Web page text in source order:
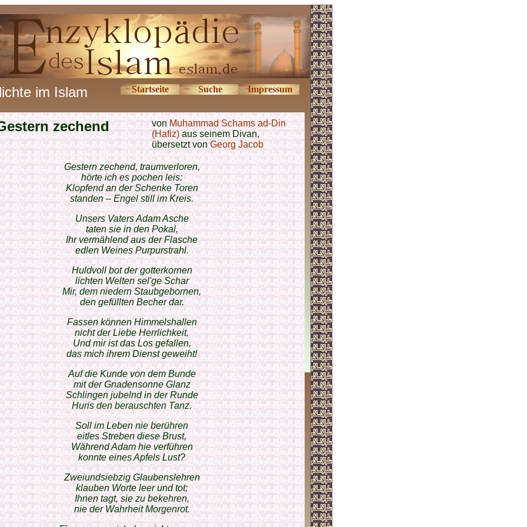
im Islam Startseite Suche Impressum
zechend vonMuhammad Schams ad-Din
(Hafiz)aus seinem Divan,
übersetzt vonGeorg Jacob
Gestern zechend, traumverloren,
hörte ich es pochen leis:
Klopfend an der Schenke Toren
standen – Engel still im Kreis.
Unsers Vaters Adam Asche
taten sie in den Pokal,
Ihr vermählend aus der Flasche
edlen Weines Purpurstrahl.
Huldvoll bot der gotterkornen
lichten Welten sel'ge Schar
Mir, dem niedern Staubgebornen,
den gefüllten Becher dar.
Fassen können Himmelshallen
nicht der Liebe Herrlichkeit,
Und mir ist das Los gefallen,
das mich ihrem Dienst geweiht!
Auf die Kunde von dem Bunde
mit der Gnadensonne Glanz
Schlingen jubelnd in der Runde
Huris den berauschten Tanz.
Soll im Leben nie berühren
eitles Streben diese Brust,
Während Adam hie verführen
konnte eines Apfels Lust?
Zweiundsiebzig Glaubenslehren
klauben Worte leer und tot;
Ihnen tagt, sie zu bekehren,
nie der Wahrheit Morgenrot.